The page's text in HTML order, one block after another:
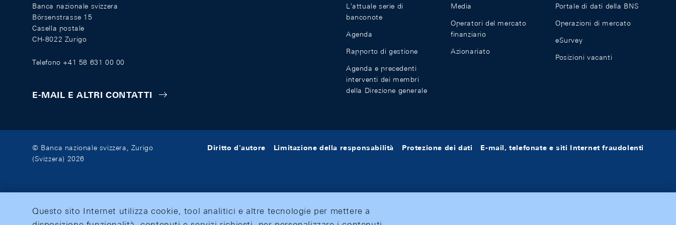
Banca nazionale svizzera
Börsenstrasse 15
Casella postale
CH-8022 Zurigo
Telefono +41 58 631 00 00
E-MAIL E ALTRI CONTATTI
L'attuale serie di
banconote
Agenda
Rapporto di gestione
Agenda e precedenti
interventi dei membri
della Direzione generale
Media
Operatori del mercato
finanziario
Azionariato
Portale di dati della BNS
Operazioni di mercato
eSurvey
Posizioni vacanti
© Banca nazionale svizzera, Zurigo
(Svizzera) 2026
Diritto d'autore Limitazione della responsabilità Protezione dei dati E-mail, telefonate e siti Internet fraudolenti
Questo sito Internet utilizza cookie, tool analitici e altre tecnologie per mettere a